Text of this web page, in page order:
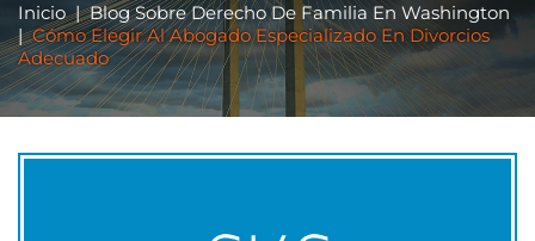
Inicio|Blog Sobre Derecho De Familia En Washington
|Cómo Elegir Al Abogado Especializado En Divorcios
Adecuado